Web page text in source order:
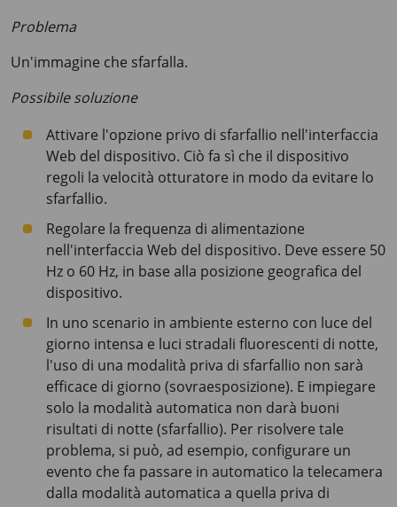
Problema
Un'immagine che sfarfalla.
Possibile soluzione
Attivare l'opzione privo di sfarfallio nell'interfaccia
Web del dispositivo. Ciò fa sì che il dispositivo
regoli la velocità otturatore in modo da evitare lo
sfarfallio.
Regolare la frequenza di alimentazione
nell'interfaccia Web del dispositivo. Deve essere 50
Hz o 60 Hz, in base alla posizione geografica del
dispositivo.
In uno scenario in ambiente esterno con luce del
giorno intensa e luci stradali fluorescenti di notte,
l'uso di una modalità priva di sfarfallio non sarà
efficace di giorno (sovraesposizione). E impiegare
solo la modalità automatica non darà buoni
risultati di notte (sfarfallio). Per risolvere tale
problema, si può, ad esempio, configurare un
evento che fa passare in automatico la telecamera
dalla modalità automatica a quella priva di